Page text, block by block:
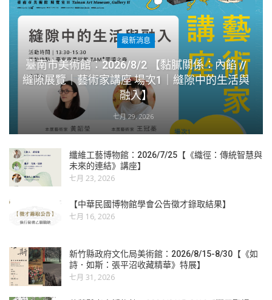
最新消息
臺南市美術館：2026/8/2 【黏膩關係：內餡 //
縫隙展覽｜藝術家講座 場次1｜縫隙中的生活與
融入】
七月 29, 2026
纖維工藝博物館：2026/7/25【《織徑：傳統智慧與
未來的連結》講座】
七月 23, 2026
【中華民國博物館學會公告徵才錄取結果】
七月 16, 2026
新竹縣政府文化局美術館：2026/8/15-8/30【《如
詩．如斯：張平沼收藏精華》特展】
七月 31, 2026